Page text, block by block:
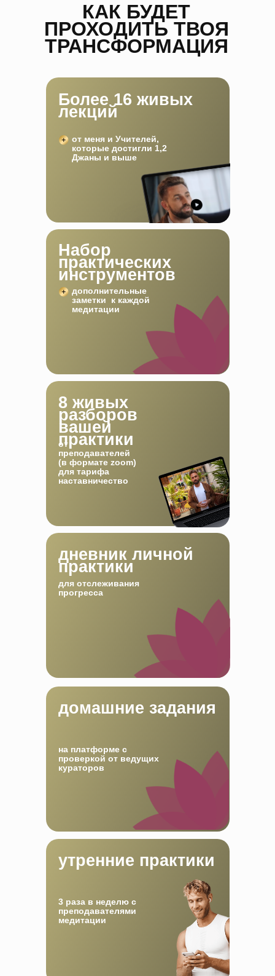
КАК БУДЕТ
ПРОХОДИТЬ ТВОЯ
ТРАНСФОРМАЦИЯ
Более 16 живых
лекций
от меня и Учителей,
которые достигли 1,2
Джаны и выше
Набор
практических
инструментов
дополнительные
заметки к каждой
медитации
8 живых
разборов
вашей
практики
от
преподавателей
(в формате zoom)
для тарифа
наставничество
дневник личной
практики
для отслеживания
прогресса
утренние практики
3 раза в неделю с
преподавателями
медитации
на платформе с
проверкой от ведущих
кураторов
домашние задания